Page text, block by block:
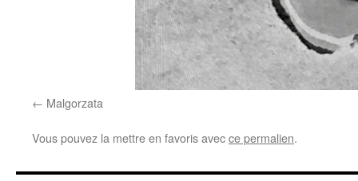
Malgorzata
Vous pouvez la mettre en favoris avecce permalien.